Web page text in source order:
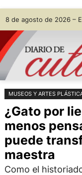
Saltar
al
contenido
Skip
to
content
8 de agosto de 2026 –
MUSEOS Y ARTES
¿Gato por
menos
puede
maestra
Como el